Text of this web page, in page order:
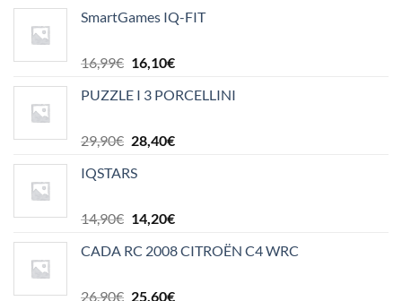
SmartGames IQ-FIT
16,99€ Il
originale
16,99€.
16,10€Il
attuale
16,10€.
PUZZLE I 3 PORCELLINI
29,90€ Il
originale
29,90€.
28,40€Il
28,40€.
IQSTARS
14,90€ Il
originale
14,90€.
14,20€Il
attuale
14,20€.
CADA RC 2008 CITROËN C4 WRC
26,90€ Il
25,60€Il